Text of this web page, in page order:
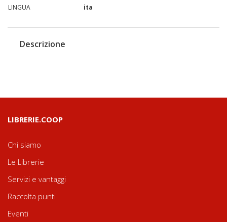
LINGUA
ita
Descrizione
LIBRERIE.COOP
Chi siamo
Le Librerie
Servizi e vantaggi
Raccolta punti
Eventi